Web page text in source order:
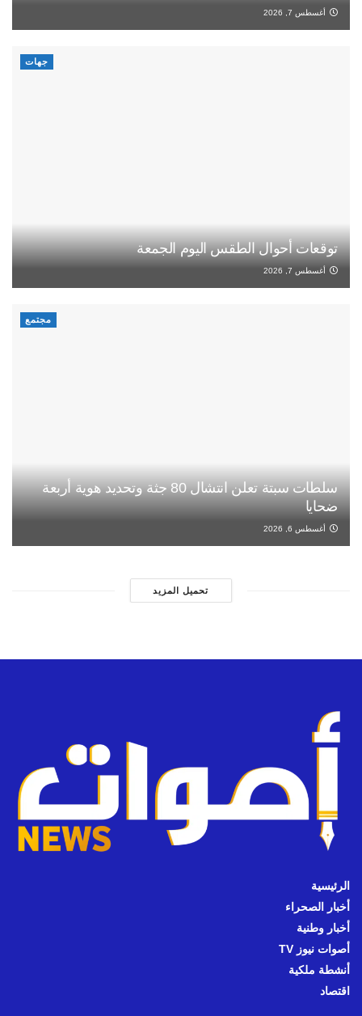
أغسطس 7, 2026
جهات
توقعات أحوال الطقس اليوم الجمعة
أغسطس 7, 2026
مجتمع
سلطات سبتة تعلن انتشال 80 جثة وتحديد هوية أربعة
ضحايا
أغسطس 6, 2026
تحميل المزيد
الرئيسية
أخبار الصحراء
أخبار وطنية
أصوات نيوز TV
أنشطة ملكية
اقتصاد